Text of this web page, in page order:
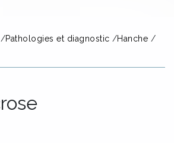
/Pathologies et diagnostic /Hanche /